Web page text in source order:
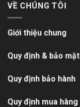
VỀ CHÚNG TÔI
Giới thiệu chung
Quy định & bảo mật
Quy định bảo hành
Quy định mua hàng